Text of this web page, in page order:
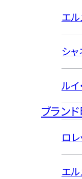
エ
シ
ルイ
ブラン
ロレ
エ